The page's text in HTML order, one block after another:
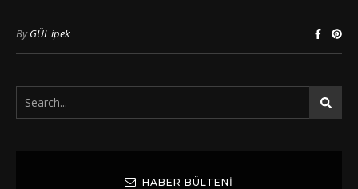
ByGÜL ipek
HABER BÜLTENI